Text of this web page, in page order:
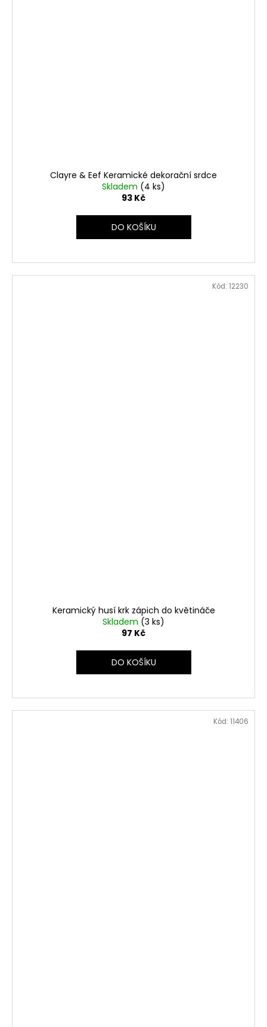
Clayre & Eef Keramické dekorační srdce
Skladem (4 ks)
93 Kč
DO KOŠÍKU
Keramický husí krk zápich do květináče
Skladem (3 ks)
97 Kč
DO KOŠÍKU
Kód: 12230
Kód: 11406